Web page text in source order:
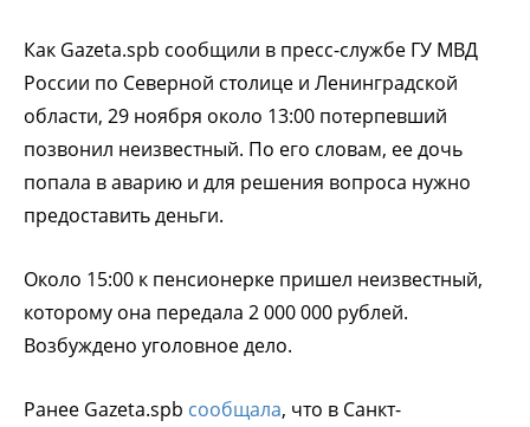
Как Gazeta.spb сообщили в пресс-службе ГУ МВД
России по Северной столице и Ленинградской
области, 29 ноября около 13:00 потерпевший
позвонил неизвестный. По его словам, ее дочь
попала в аварию и для решения вопроса нужно
предоставить деньги.
Около 15:00 к пенсионерке пришел неизвестный,
которому она передала 2 000 000 рублей.
Возбуждено уголовное дело.
Ранее Gazeta.spb сообщала, что в Санкт-